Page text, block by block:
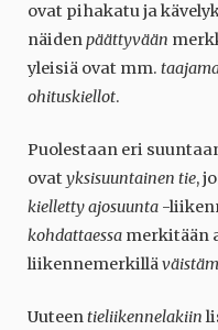
ovat pihakatu ja
näidenpäättyvään
yleisiä ovat mm.
ohituskiellot.
Puolestaan eri
ovatyksisuuntainen tie,
kielletty ajosuunta -
kohdattaessa merkitään
liikennemerkillä
Uuteen tieliikennelakiin